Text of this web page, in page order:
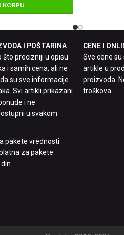
KORPU
I POŠTARINA
precizniji u opisu
i samih cena, ali ne
su sve informacije
Svi artikli prikazani
i ne
u svakom
pakete vrednosti
za pakete
CENE I
Sve cene su
artikle u
proizvoda.
troškova.